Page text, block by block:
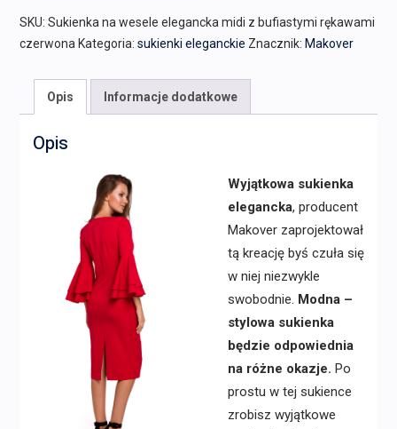
SKU: Sukienka na wesele elegancka midi z bufiastymi rękawami
czerwona Kategoria: sukienki eleganckie Znacznik: Makover
Opis Informacje dodatkowe
Opis
Wyjątkowa sukienka
elegancka, producent
Makover zaprojektował
tą kreację byś czuła się
w niej niezwykle
swobodnie. Modna –
stylowa sukienka
będzie odpowiednia
na różne okazje. Po
prostu w tej sukience
zrobisz wyjątkowe